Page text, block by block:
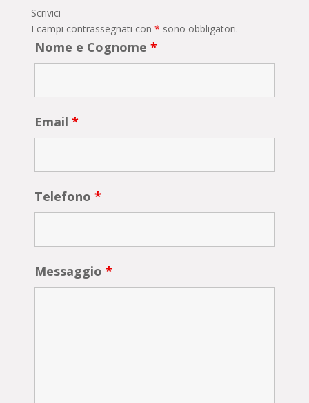
Scrivici
I campi contrassegnati con * sono obbligatori.
Nome e Cognome *
Email *
Telefono *
Messaggio *